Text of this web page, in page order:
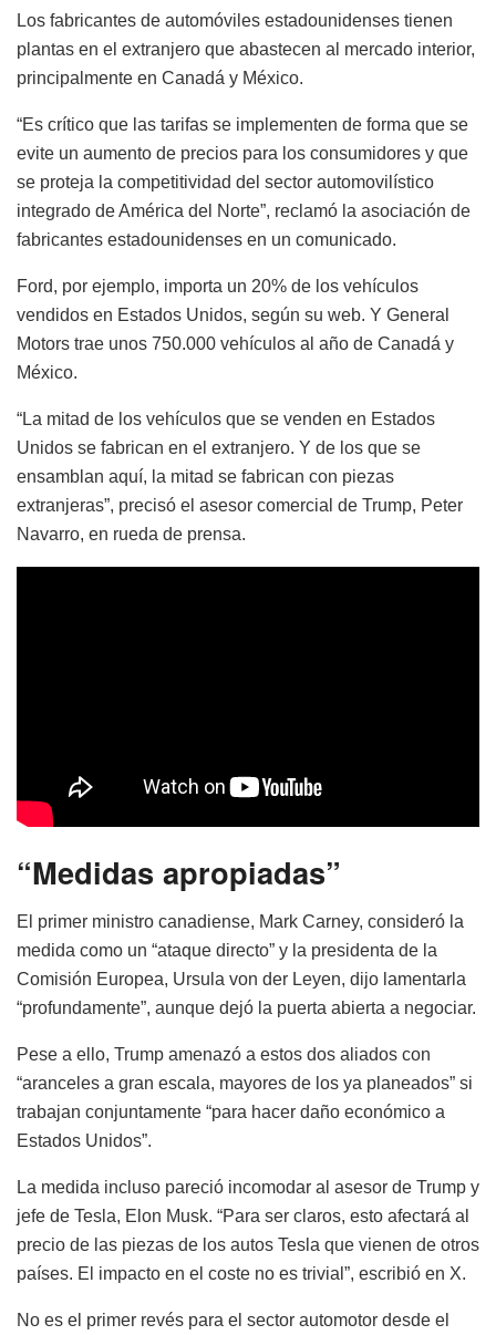
Los fabricantes de automóviles estadounidenses tienen
plantas en el extranjero que abastecen al mercado interior,
principalmente en Canadá y México.
“Es crítico que las tarifas se implementen de forma que se
evite un aumento de precios para los consumidores y que
se proteja la competitividad del sector automovilístico
integrado de América del Norte”, reclamó la asociación de
fabricantes estadounidenses en un comunicado.
Ford, por ejemplo, importa un 20% de los vehículos
vendidos en Estados Unidos, según su web. Y General
Motors trae unos 750.000 vehículos al año de Canadá y
México.
“La mitad de los vehículos que se venden en Estados
Unidos se fabrican en el extranjero. Y de los que se
ensamblan aquí, la mitad se fabrican con piezas
extranjeras”, precisó el asesor comercial de Trump, Peter
Navarro, en rueda de prensa.
“Medidas apropiadas”
El primer ministro canadiense, Mark Carney, consideró la
medida como un “ataque directo” y la presidenta de la
Comisión Europea, Ursula von der Leyen, dijo lamentarla
“profundamente”, aunque dejó la puerta abierta a negociar.
Pese a ello, Trump amenazó a estos dos aliados con
“aranceles a gran escala, mayores de los ya planeados” si
trabajan conjuntamente “para hacer daño económico a
Estados Unidos”.
La medida incluso pareció incomodar al asesor de Trump y
jefe de Tesla, Elon Musk. “Para ser claros, esto afectará al
precio de las piezas de los autos Tesla que vienen de otros
países. El impacto en el coste no es trivial”, escribió en X.
No es el primer revés para el sector automotor desde el